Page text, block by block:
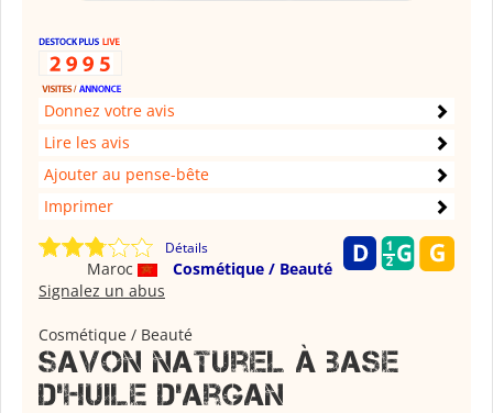
Donnez votre avis
Lire les avis
Ajouter au pense-bête
Imprimer
Détails
Maroc
Cosmétique / Beauté
Signalez un abus
Cosmétique / Beauté
Savon naturel à base
d'huile d'argan